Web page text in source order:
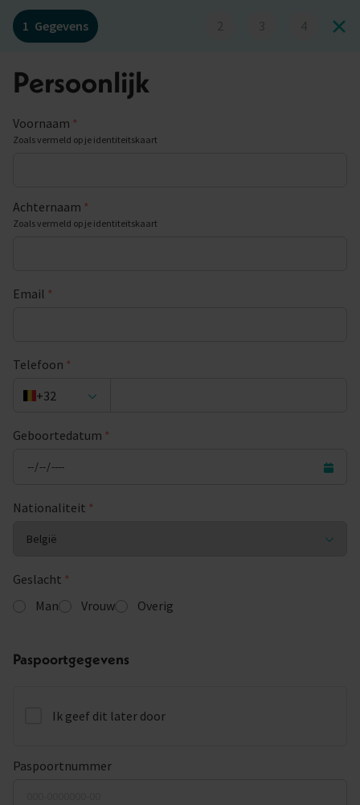
1 Gegevens 2 3 4
Persoonlijk
Voornaam *
Zoals vermeld op je identiteitskaart
Achternaam *
Zoals vermeld op je identiteitskaart
Email *
Telefoon *
+32
Geboortedatum *
Nationaliteit *
Geslacht *
Man
Vrouw Overig
Paspoortgegevens
Ik geef dit later door
Paspoortnummer